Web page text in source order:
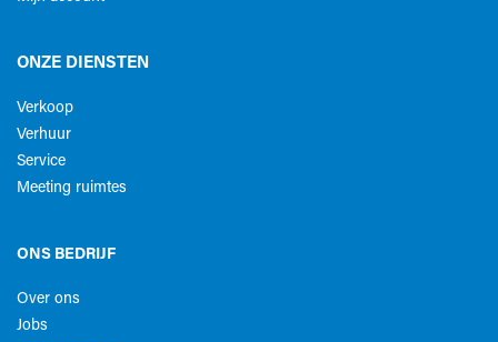
ONZE DIENSTEN
Verkoop
Verhuur
Service
Meeting ruimtes
ONS BEDRIJF
Over ons
Jobs